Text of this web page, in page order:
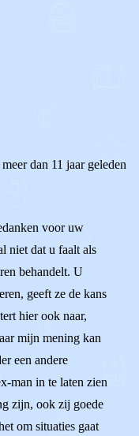
meer dan 11 jaar geleden
voor uw
niet dat u faalt als
behandelt. U
geeft ze de kans
hier ook naar,
mijn mening kan
een andere
man in te laten zien
zijn, ook zij goede
om situaties gaat